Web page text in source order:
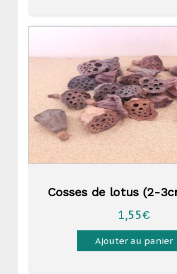
Cosses de lotus (2-
1,55€
Ajouter au panier